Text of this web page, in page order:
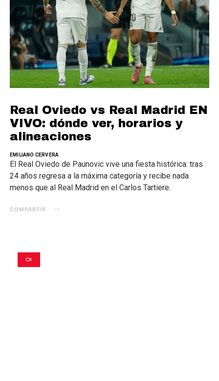
Real Oviedo vs Real Madrid EN
VIVO: dónde ver, horarios y
alineaciones
EMILIANO CERVERA
El Real Oviedo de Paunovic vive una fiesta histórica: tras
24 años regresa a la máxima categoría y recibe nada
menos que al Real Madrid en el Carlos Tartiere.
COMPARTIR